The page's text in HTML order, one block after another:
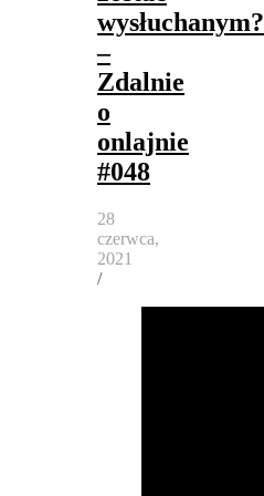
wysłuchanym?
–
Zdalnie
o
onlajnie
#048
28
czerwca,
2021
/